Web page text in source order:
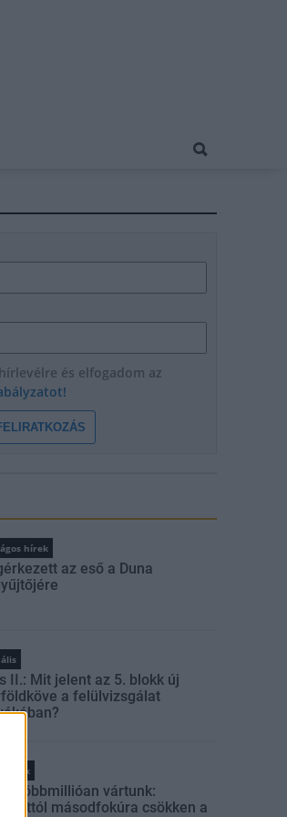
és elfogadom az
hírek
az eső a Duna
II.: Mit jelent az 5. blokk új
a felülvizsgálat
hírek
többmillióan vártunk:
másodfokúra csökken a